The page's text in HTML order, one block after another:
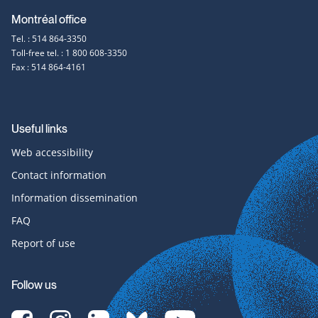
Montréal office
Tel. : 514 864-3350
Toll-free tel. : 1 800 608-3350
Fax : 514 864-4161
Useful links
Web accessibility
Contact information
Information dissemination
FAQ
Report of use
Follow us